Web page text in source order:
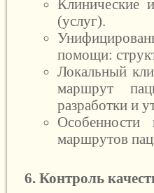
Клинические
(услуг).
помощи:
Локальный
маршрут
разработки и
Особенности
маршрутов
6. Контроль